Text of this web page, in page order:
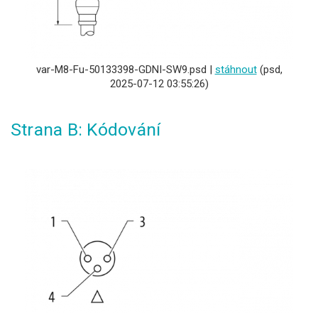
var-M8-Fu-50133398-GDNI-SW9.psd | stáhnout(psd,
2025-07-12 03:55:26)
Strana B: Kódování